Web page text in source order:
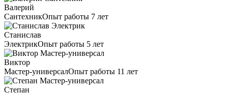
Валерий
СантехникОпыт работы 7 лет
Станислав
ЭлектрикОпыт работы 5 лет
Виктор
Мастер-универсалОпыт работы 11 лет
Степан